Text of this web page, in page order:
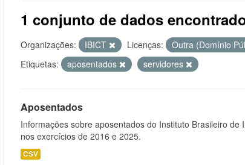
1 conjunto de dados
Organizações: IBICT Licenças: Outra (Domínio
Etiquetas:
aposentados servidores
Aposentados
Informações sobre aposentados do Instituto Brasileiro de
nos exercícios de 2016 e 2025.
CSV